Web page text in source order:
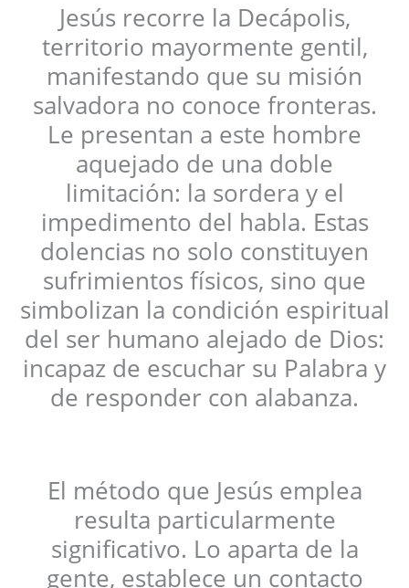
Jesús recorre la Decápolis,
territorio mayormente gentil,
manifestando que su misión
salvadora no conoce fronteras.
Le presentan a este hombre
aquejado de una doble
limitación: la sordera y el
impedimento del habla. Estas
dolencias no solo constituyen
sufrimientos físicos, sino que
simbolizan la condición espiritual
del ser humano alejado de Dios:
incapaz de escuchar su Palabra y
de responder con alabanza.
El método que Jesús emplea
resulta particularmente
significativo. Lo aparta de la
gente, establece un contacto